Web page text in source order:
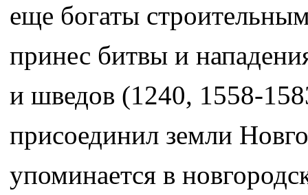
еще богаты
принес битвы и
и шведов (1240, 1558-
присоединил земли
упоминается в